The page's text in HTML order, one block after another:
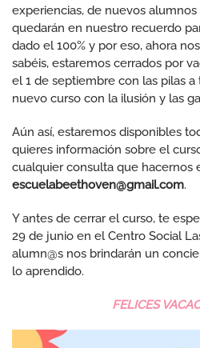
experiencias, de nuevos
quedarán en nuestro recuerdo
dado el 100% y por eso, ahora
sabéis, estaremos cerrados por
el 1 de septiembre con las pilas
nuevo curso con la ilusión y las
Aún así, estaremos disponibles
quieres información sobre el
cualquier consulta que hacernos
escuelabeethoven@gmail.com.
Y antes de cerrar el curso, te
29 de junio en el Centro Social
alumn@s nos brindarán un
lo aprendido.
FELICES